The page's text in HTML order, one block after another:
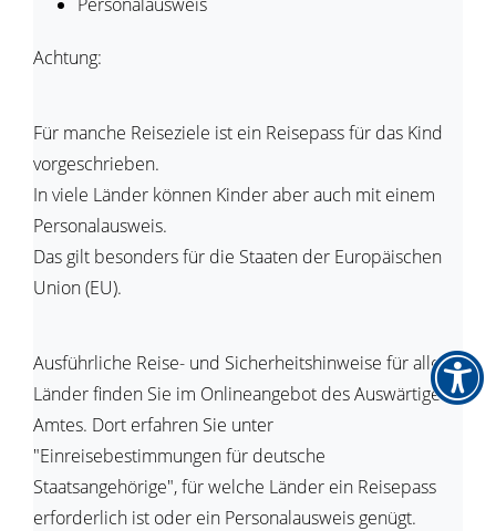
Achtung:
Für manche Reiseziele ist ein Reisepass für das Kind
vorgeschrieben.
In viele Länder können Kinder aber auch mit einem
Personalausweis.
Das gilt besonders für die Staaten der Europäischen
Union (EU).
Ausführliche Reise- und Sicherheitshinweise für alle
Länder finden Sie im Onlineangebot des Auswärtigen
Amtes. Dort erfahren Sie unter
"Einreisebestimmungen für deutsche
Staatsangehörige", für welche Länder ein Reisepass
erforderlich ist oder ein Personalausweis genügt.